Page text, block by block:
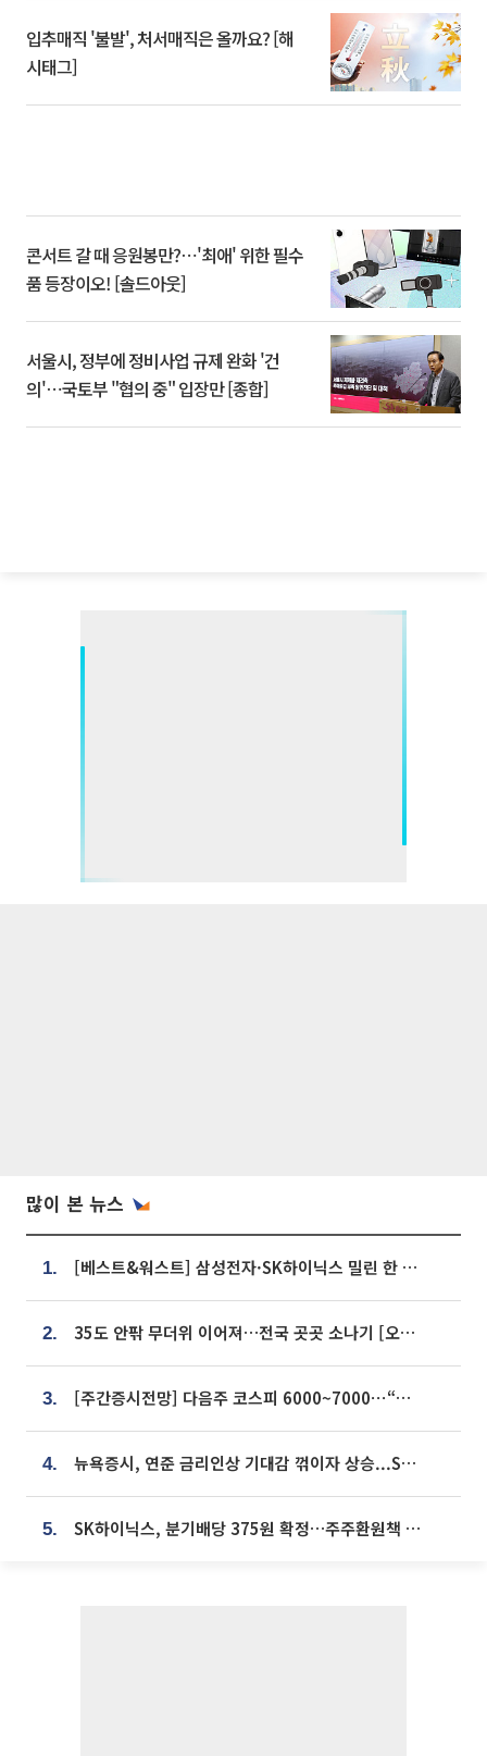
입추매직 '불발', 처서매직은 올까요? [해
시태그]
콘서트 갈 때 응원봉만?⋯'최애' 위한 필수
품 등장이오! [솔드아웃]
서울시, 정부에 정비사업 규제 완화 '건
의'⋯국토부 "협의 중" 입장만 [종합]
많이 본 뉴스
1. [베스트&워스트] 삼성전자·SK하이닉스 밀린 한 주…상상인증권은 85% 급등
2. 35도 안팎 무더위 이어져…전국 곳곳 소나기 [오늘 날씨]
3. [주간증시전망] 다음주 코스피 6000~7000⋯“外人 수급은 정책이 변수”
4. 뉴욕증시, 연준 금리인상 기대감 꺾이자 상승...S&P500 사상 최고치 [종합]
5. SK하이닉스, 분기배당 375원 확정…주주환원책 9월로 앞당겨 발표